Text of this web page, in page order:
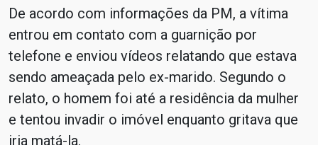
De acordo com informações da PM, a vítima
entrou em contato com a guarnição por
telefone e enviou vídeos relatando que estava
sendo ameaçada pelo ex-marido. Segundo o
relato, o homem foi até a residência da mulher
e tentou invadir o imóvel enquanto gritava que
iria matá-la.